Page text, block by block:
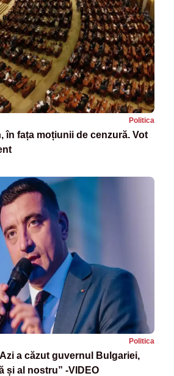
Politica
în fața moțiunii de cenzură. Vot
Politica
a căzut guvernul Bulgariei,
și al nostru” -VIDEO